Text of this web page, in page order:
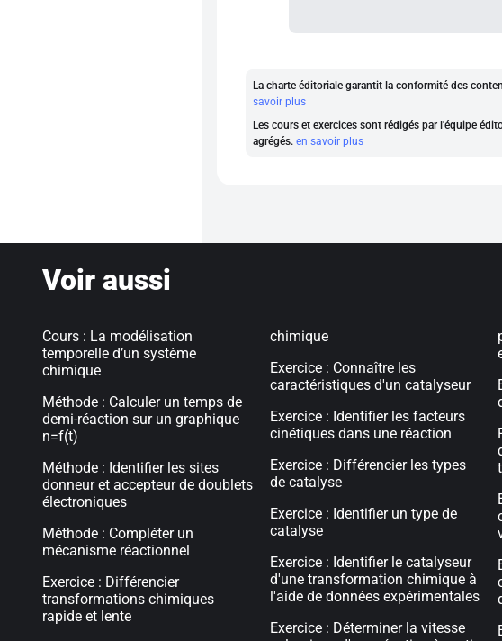
La charte éditoriale garantit la conformité des
savoir plus
Les cours et exercices sont rédigés par l'équipe
agrégés. en savoir plus
Voir aussi
Cours : La modélisation
temporelle d’un système
chimique
Méthode : Calculer un temps de
demi-réaction sur un graphique
n=f(t)
Méthode : Identifier les sites
donneur et accepteur de doublets
électroniques
Méthode : Compléter un
mécanisme réactionnel
Exercice : Différencier
transformations chimiques
rapide et lente
chimique
Exercice : Connaître les
caractéristiques d'un catalyseur
Exercice : Identifier les facteurs
cinétiques dans une réaction
Exercice : Différencier les types
de catalyse
Exercice : Identifier un type de
catalyse
Exercice : Identifier le catalyseur
d'une transformation chimique à
l'aide de données expérimentales
Exercice : Déterminer la vitesse